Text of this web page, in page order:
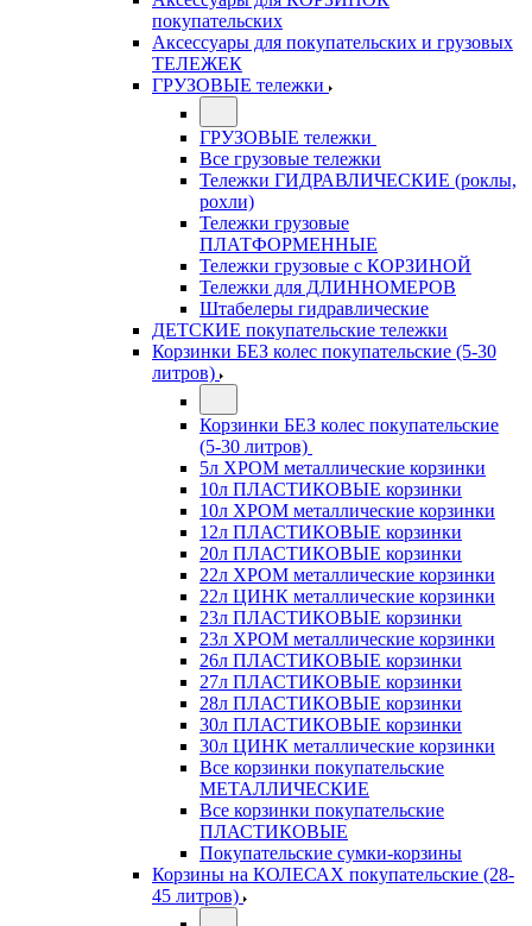
покупательских
Аксессуары для покупательских и грузовых
ТЕЛЕЖЕК
ГРУЗОВЫЕ тележки
ГРУЗОВЫЕ тележки
Все грузовые тележки
Тележки ГИДРАВЛИЧЕСКИЕ (роклы,
рохли)
Тележки грузовые
ПЛАТФОРМЕННЫЕ
Тележки грузовые с КОРЗИНОЙ
Тележки для ДЛИННОМЕРОВ
Штабелеры гидравлические
ДЕТСКИЕ покупательские тележки
Корзинки БЕЗ колес покупательские (5-30
литров)
Корзинки БЕЗ колес покупательские
(5-30 литров)
5л ХРОМ металлические корзинки
10л ПЛАСТИКОВЫЕ корзинки
10л ХРОМ металлические корзинки
12л ПЛАСТИКОВЫЕ корзинки
20л ПЛАСТИКОВЫЕ корзинки
22л ХРОМ металлические корзинки
22л ЦИНК металлические корзинки
23л ПЛАСТИКОВЫЕ корзинки
23л ХРОМ металлические корзинки
26л ПЛАСТИКОВЫЕ корзинки
27л ПЛАСТИКОВЫЕ корзинки
28л ПЛАСТИКОВЫЕ корзинки
30л ПЛАСТИКОВЫЕ корзинки
30л ЦИНК металлические корзинки
Все корзинки покупательские
МЕТАЛЛИЧЕСКИЕ
Все корзинки покупательские
ПЛАСТИКОВЫЕ
Покупательские сумки-корзины
Корзины на КОЛЕСАХ покупательские (28-
45 литров)